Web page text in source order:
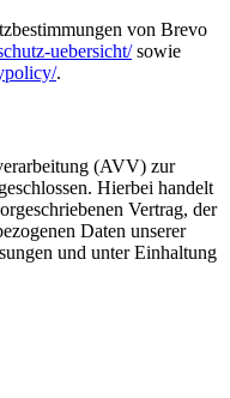
von Brevo
uebersicht/sowie
.
(AVV) zur
Hierbei handelt
Vertrag, der
Daten unserer
und unter Einhaltung